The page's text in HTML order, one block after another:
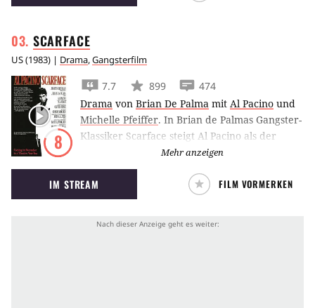
quer durch die USA.
SCARFACE
US(1983) | Drama,Gangsterfilm
8
7.7 899
474
Drama von Brian De Palma mit Al Pacino und
Michelle Pfeiffer. In Brian de Palmas Gangster-
Klassiker Scarface steigt Al Pacino als der
kubanische Einwanderer Tony Montana zum
mächtigsten Drogenbaron Miamis auf – doch
seine Feinde sind zahlreich.
Mehr anzeigen
IM STREAM FILM VORMERKEN